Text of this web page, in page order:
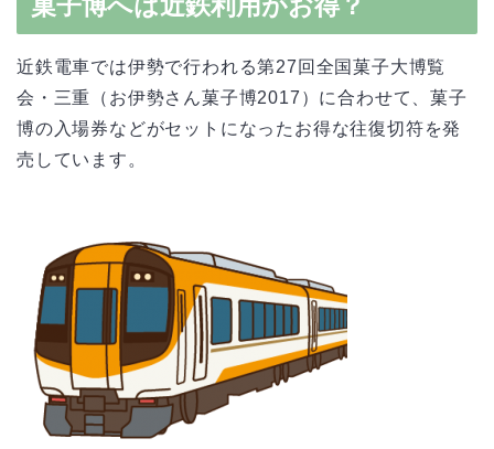
近鉄電車では伊勢で行われる第27回全国菓子大博覧
会・三重（お伊勢さん菓子博2017）に合わせて、菓子
博の入場券などがセットになったお得な往復切符を発
売しています。